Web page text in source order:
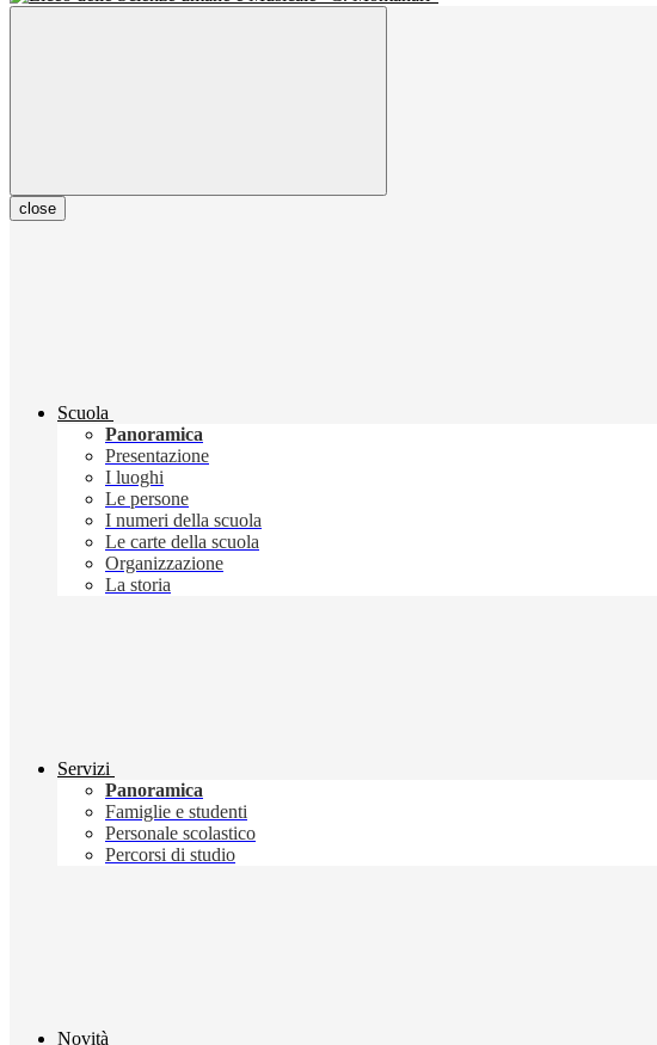
close
Scuola
Panoramica
Presentazione
I luoghi
Le persone
I numeri della scuola
Le carte della scuola
Organizzazione
La storia
Servizi
Panoramica
Famiglie e studenti
Personale scolastico
Percorsi di studio
Novità